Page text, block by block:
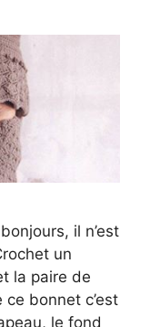
il n’est
un
la paire de
ce bonnet c’est
le fond